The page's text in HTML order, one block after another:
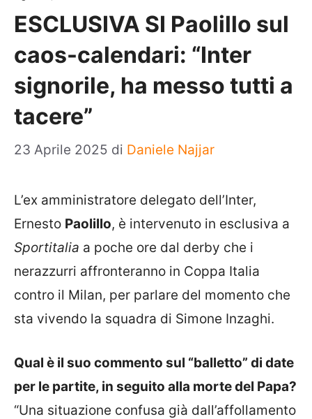
ESCLUSIVA SI Paolillo sul
caos-calendari: “Inter
signorile, ha messo tutti a
tacere”
23 Aprile 2025 di Daniele Najjar
L’ex amministratore delegato dell’Inter,
Ernesto Paolillo, è intervenuto in esclusiva a
Sportitalia a poche ore dal derby che i
nerazzurri affronteranno in Coppa Italia
contro il Milan, per parlare del momento che
sta vivendo la squadra di Simone Inzaghi.
Qual è il suo commento sul “balletto” di date
per le partite, in seguito alla morte del Papa?
“Una situazione confusa già dall’affollamento